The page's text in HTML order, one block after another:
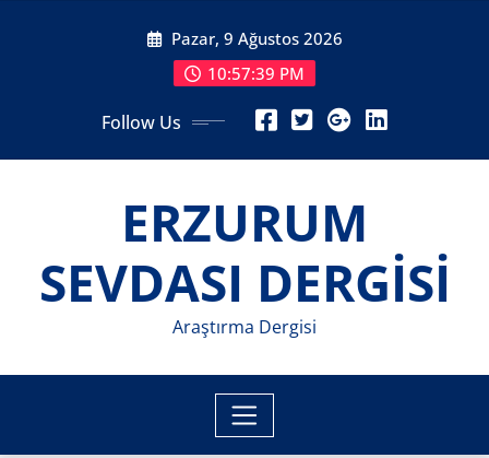
Pazar, 9 Ağustos 2026
10:57:41 PM
Follow Us
ERZURUM
SEVDASI DERGİSİ
Araştırma Dergisi